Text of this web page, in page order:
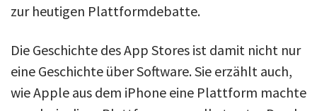
zur heutigen Plattformdebatte.
Die Geschichte des App Stores ist damit nicht nur
eine Geschichte über Software. Sie erzählt auch,
wie Apple aus dem iPhone eine Plattform machte